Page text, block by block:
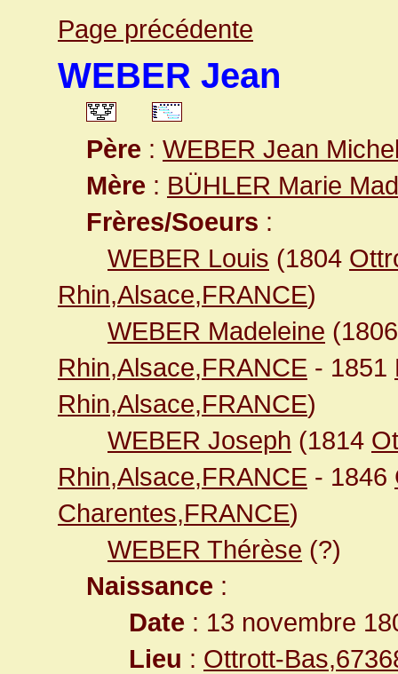
Page précédente
WEBER Jean
Père : WEBER Jean
Mère : BÜHLER Marie
Frères/Soeurs :
WEBER Louis (1804
Rhin,Alsace,FRANCE)
WEBER Madeleine
Rhin,Alsace,FRANCE - 1851
Rhin,Alsace,FRANCE)
WEBER Joseph (1814
Rhin,Alsace,FRANCE - 1846
Charentes,FRANCE)
WEBER Thérèse (?)
Naissance :
Date : 13 novembre
Lieu : Ottrott-